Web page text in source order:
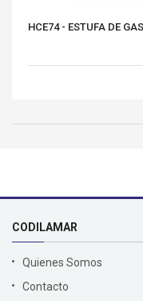
HCE74 - ESTUFA DE
CODILAMAR
Quienes Somos
Contacto